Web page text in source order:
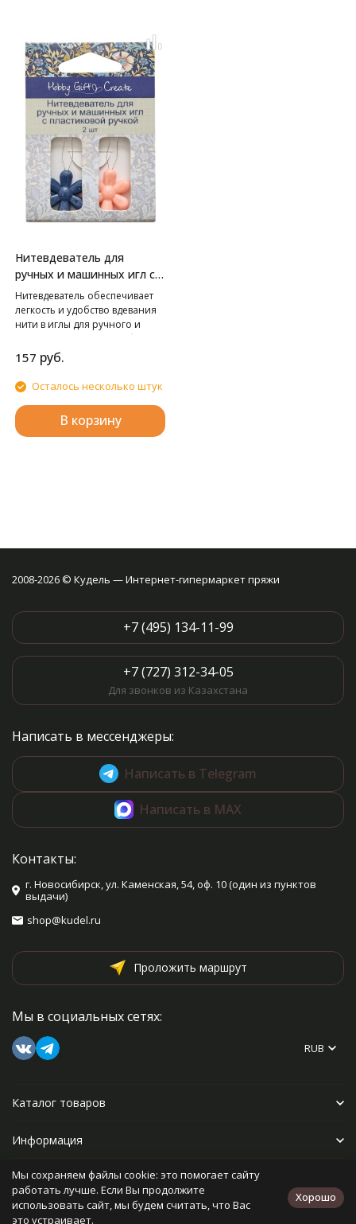
Нитевдеватель для
ручных и машинных игл с
пластиковой ручкой
Нитевдеватель обеспечивает
легкость и удобство вдевания
нити в иглы для ручного и
машинного шитья. Удобно
держать в руке, благодаря
пластиковой ручке. Цвет:
синий/розовый. Инструкция:
Вставьте металлическую петлю
нитковдевателя в ушко иглы.
Пропустите нитку через петлю.
Аккуратно протяните
157 руб.
Осталось несколько штук
В корзину
2008-2026 © Кудель — Интернет-гипермаркет пряжи
+7 (495) 134-11-99
+7 (727) 312-34-05
Для звонков из Казахстана
Написать в мессенджеры:
Написать в Telegram
Написать в MAX
Контакты:
г. Новосибирск, ул. Каменская, 54, оф. 10 (один из пунктов
выдачи)
shop@kudel.ru
Проложить маршрут
Мы в социальных сетях:
RUB
Каталог товаров
Информация
Прочее
Мы сохраняем файлы cookie: это помогает сайту
работать лучше. Если Вы продолжите
использовать сайт, мы будем считать, что Вас
это устраивает.
Хорошо